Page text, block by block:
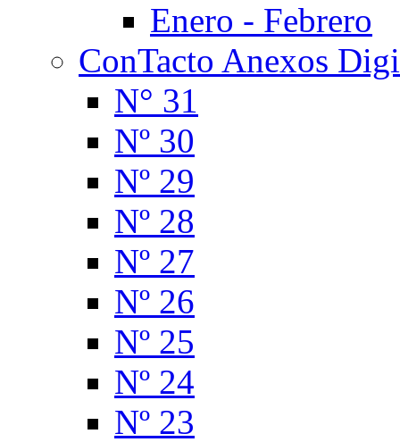
Enero - Febrero
ConTacto Anexos
N° 31
Nº 30
Nº 29
Nº 28
Nº 27
Nº 26
Nº 25
Nº 24
Nº 23